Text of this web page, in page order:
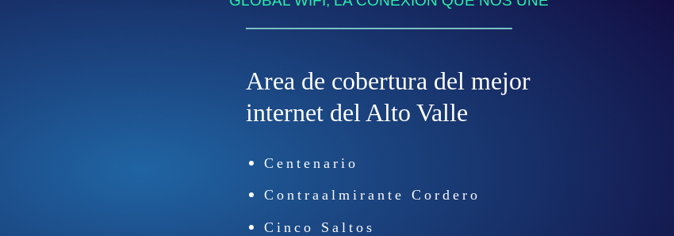
Area de cobertura del mejor
internet del Alto Valle
Centenario
Contraalmirante Cordero
Cinco Saltos